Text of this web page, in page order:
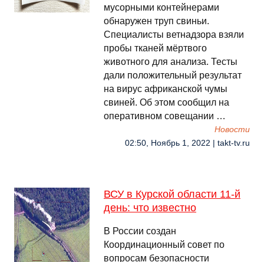
мусорными контейнерами
обнаружен труп свиньи.
Специалисты ветнадзора взяли
пробы тканей мёртвого
животного для анализа. Тесты
дали положительный результат
на вирус африканской чумы
свиней. Об этом сообщил на
оперативном совещании …
Новости
02:50, Ноябрь 1, 2022 | takt-tv.ru
ВСУ в Курской области 11-й
день: что известно
В России создан
Координационный совет по
вопросам безопасности